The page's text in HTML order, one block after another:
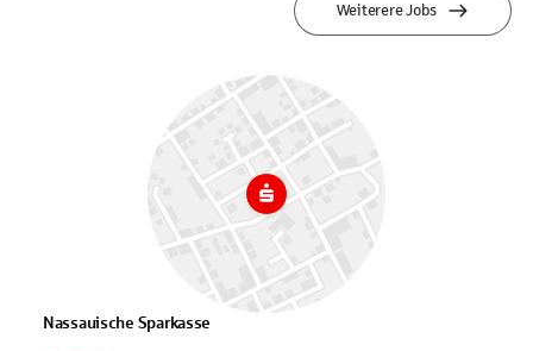
Weiterere Jobs
Nassauische Sparkasse